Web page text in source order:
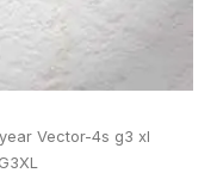
Vector-4s g3 xl